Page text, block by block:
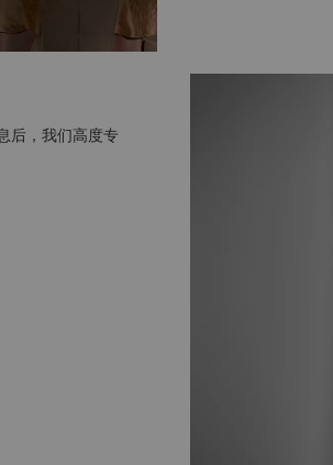
后，我们高度专